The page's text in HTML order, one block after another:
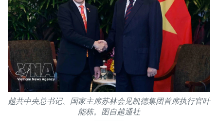
越共中央总书记、国家主席苏林会见凯德集团首席执行官叶
能栋。图自越通社